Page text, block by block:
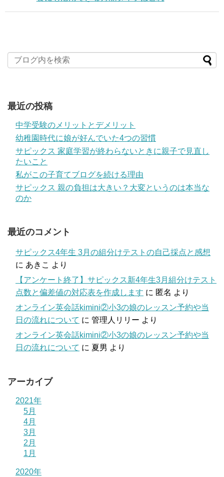
最近の投稿
中学受験のメリットとデメリット
幼稚園時代に娘が好んでいた4つの習慣
サピックス 家庭学習が終わらないときに親子で見直し
たいこと
私がこの子育てブログを続ける理由
サピックス 親の負担は大きい？大変というのは本当な
のか
最近のコメント
サピックス4年生 3月の組分けテストの自己採点と感想
に あきこ より
【アンケート終了】サピックス新4年生3月組分けテスト
点数と偏差値の対応表を作成します に 匿名 より
オンライン英会話kimini②小3の娘のレッスン予約や当
日の流れについて に 管理人リリー より
オンライン英会話kimini②小3の娘のレッスン予約や当
日の流れについて に 夏男 より
アーカイブ
2021年
5月
4月
3月
2月
1月
2020年